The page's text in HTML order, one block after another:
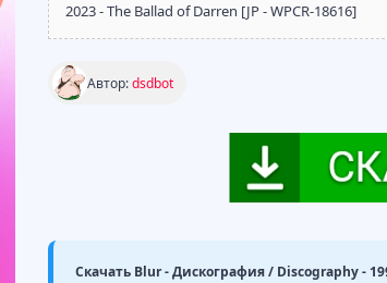
2023 - The Ballad of Darren [JP - WPCR-18616]
Автор:dsdbot
Скачать Blur - Дискография / Discography -